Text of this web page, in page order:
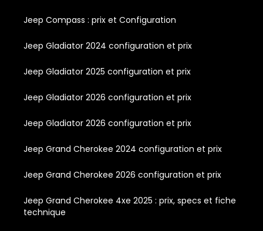
Jeep Compass : prix et Configuration
Jeep Gladiator 2024 configuration et prix
Jeep Gladiator 2025 configuration et prix
Jeep Gladiator 2026 configuration et prix
Jeep Gladiator 2026 configuration et prix
Jeep Grand Cherokee 2024 configuration et prix
Jeep Grand Cherokee 2026 configuration et prix
Jeep Grand Cherokee 4xe 2025 : prix, specs et fiche
technique